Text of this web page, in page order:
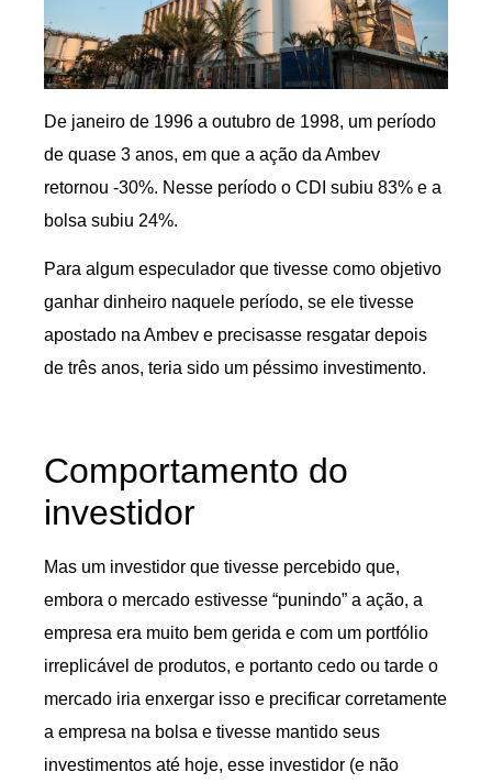
De janeiro de 1996 a outubro de 1998, um período
de quase 3 anos, em que a ação da Ambev
retornou -30%. Nesse período o CDI subiu 83% e a
bolsa subiu 24%.
Para algum especulador que tivesse como objetivo
ganhar dinheiro naquele período, se ele tivesse
apostado na Ambev e precisasse resgatar depois
de três anos, teria sido um péssimo investimento.
Comportamento do
investidor
Mas um investidor que tivesse percebido que,
embora o mercado estivesse “punindo” a ação, a
empresa era muito bem gerida e com um portfólio
irreplicável de produtos, e portanto cedo ou tarde o
mercado iria enxergar isso e precificar corretamente
a empresa na bolsa e tivesse mantido seus
investimentos até hoje, esse investidor (e não